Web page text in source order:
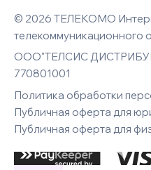
нагрева
Диапазон
© 2026 ТЕЛЕКОМО
телекоммуникационного
ООО"ТЕЛСИС
770801001
Политика обработки
Публичная оферта для
Публичная оферта для
Вход
E-mail
пароля
Введите адрес
вашей учетной
Комментарий к
Телефон
Телефон